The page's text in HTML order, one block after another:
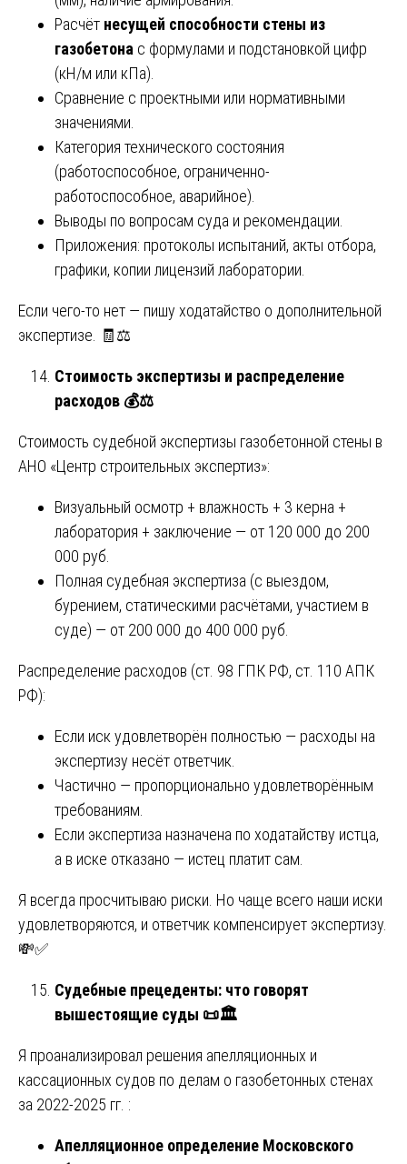
Расчёт несущей способности стены из
газобетона с формулами и подстановкой цифр
(кН/м или кПа).
Сравнение с проектными или нормативными
значениями.
Категория технического состояния
(работоспособное, ограниченно-
работоспособное, аварийное).
Выводы по вопросам суда и рекомендации.
Приложения: протоколы испытаний, акты отбора,
графики, копии лицензий лаборатории.
Если чего-то нет — пишу ходатайство о дополнительной
экспертизе. 🧾⚖️
Стоимость экспертизы и распределение
расходов 💰⚖️
Стоимость судебной экспертизы газобетонной стены в
АНО «Центр строительных экспертиз»:
Визуальный осмотр + влажность + 3 керна +
лаборатория + заключение — от 120 000 до 200
000 руб.
Полная судебная экспертиза (с выездом,
бурением, статическими расчётами, участием в
суде) — от 200 000 до 400 000 руб.
Распределение расходов (ст. 98 ГПК РФ, ст. 110 АПК
РФ):
Если иск удовлетворён полностью — расходы на
экспертизу несёт ответчик.
Частично — пропорционально удовлетворённым
требованиям.
Если экспертиза назначена по ходатайству истца,
а в иске отказано — истец платит сам.
Я всегда просчитываю риски. Но чаще всего наши иски
удовлетворяются, и ответчик компенсирует экспертизу.
💸✅
Судебные прецеденты: что говорят
вышестоящие суды 📜🏛
Я проанализировал решения апелляционных и
кассационных судов по делам о газобетонных стенах
за 2022-2025 гг. :
Апелляционное определение Московского